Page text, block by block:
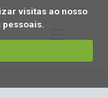
visitas ao nosso